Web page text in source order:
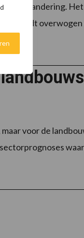
verandering.
wordt overwogen
voor de